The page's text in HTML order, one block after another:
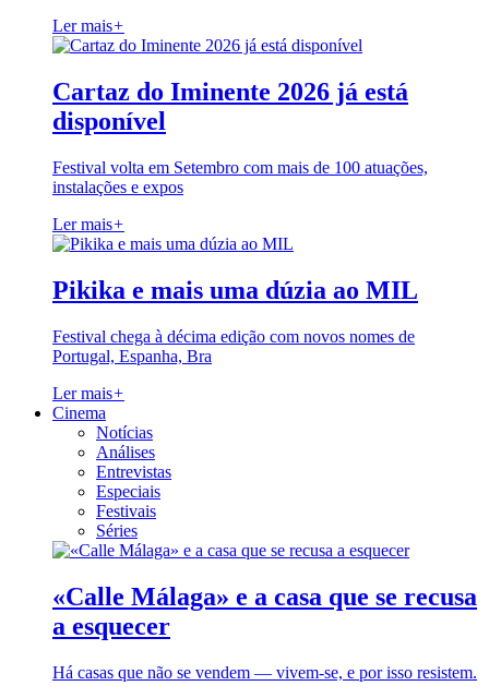
Ler mais+
Cartaz do Iminente 2026 já está
disponível
Festival volta em Setembro com mais de 100 atuações,
instalações e expos
Ler mais+
Pikika e mais uma dúzia ao MIL
Festival chega à décima edição com novos nomes de
Portugal, Espanha, Bra
Ler mais+
Cinema
Notícias
Análises
Entrevistas
Especiais
Festivais
Séries
«Calle Málaga» e a casa que se recusa
a esquecer
Há casas que não se vendem — vivem-se, e por isso resistem.